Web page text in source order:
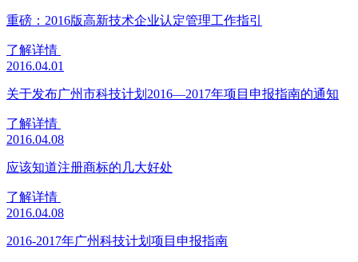
重磅：2016版高新技术企业认定管理工作指引
了解详情
2016.04.01
关于发布广州市科技计划2016—2017年项目申报指南的通知
了解详情
2016.04.08
应该知道注册商标的几大好处
了解详情
2016.04.08
2016-2017年广州科技计划项目申报指南